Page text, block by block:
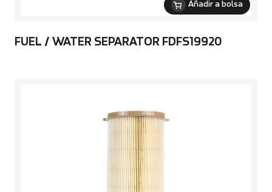
Añadir a bolsa
FUEL / WATER SEPARATOR FDFS19920